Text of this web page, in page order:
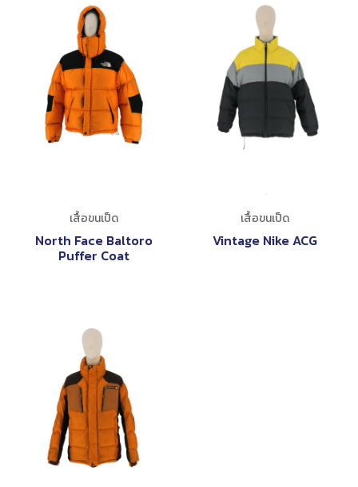
เสื้อขนเป็ด
North Face Baltoro
Puffer Coat
เสื้อขนเป็ด
Vintage Nike ACG